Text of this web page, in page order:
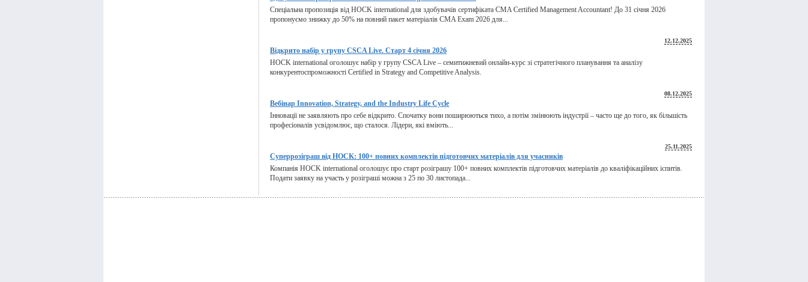
Спеціальна пропозиція від HOCK international для здобувачів сертифіката CMA Certified Management Accountant! До 31 січня 2026
пропонуємо знижку до 50% на повний пакет матеріалів CMA Exam 2026 для...
12.12.2025
Відкрито набір у групу CSCA Live. Старт 4 січня 2026
HOCK international оголошує набір у групу CSCA Live – семитижневий онлайн-курс зі стратегічного планування та аналізу
конкурентоспроможності Certified in Strategy and Competitive Analysis.
08.12.2025
Вебінар Innovation, Strategy, and the Industry Life Cycle
Інновації не заявляють про себе відкрито. Спочатку вони поширюються тихо, а потім змінюють індустрії – часто ще до того, як більшість
професіоналів усвідомлює, що сталося. Лідери, які вміють...
25.11.2025
Суперрозіграш від HOCK: 100+ повних комплектів підготовчих матеріалів для учасників
Компанія HOCK international оголошує про старт розіграшу 100+ повних комплектів підготовчих матеріалів до кваліфікаційних іспитів.
Подати заявку на участь у розіграші можна з 25 по 30 листопада...